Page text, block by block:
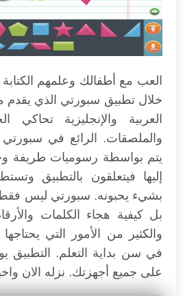
العب مع أطفالك وعلمهم الكتابة
خلال تطبيق سبورتي الذي
العربية والإنجليزية تحاكي
والملصقات. الرائع في سبورتي
يتم بواسطة رسوميات طريفة
إليها فيتعلقون بالتطبيق
بشيء يحبونه. سبورتي ليس
بل كيفية هجاء الكلمات
والكثير من الأمور التي
في سن بداية التعلم. التطبيق
على جميع أجهزتك. نزله الان